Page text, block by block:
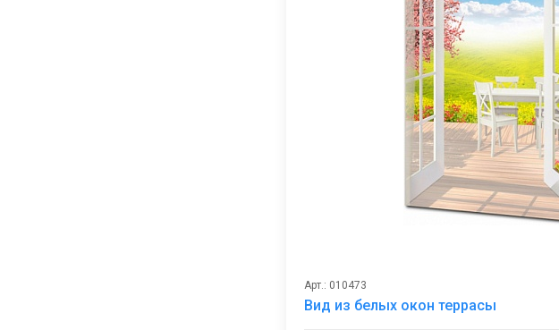
Арт.: 010473
Вид из белых окон террасы